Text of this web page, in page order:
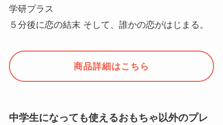
学研プラス
５分後に恋の結末 そして、誰かの恋がはじまる。
商品詳細はこちら
中学生になっても使えるおもちゃ以外のプレ